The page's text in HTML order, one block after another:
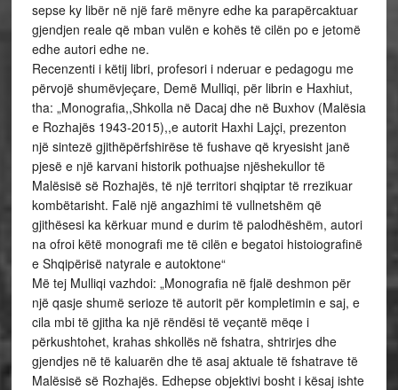
sepse ky libër në një farë mënyre edhe ka parapërcaktuar
gjendjen reale që mban vulën e kohës të cilën po e jetomë
edhe autori edhe ne.
Recenzenti i këtij libri, profesori i nderuar e pedagogu me
përvojë shumëvjeçare, Demë Mulliqi, për librin e Haxhiut,
tha: „Monografia,,Shkolla në Dacaj dhe në Buxhov (Malësia
e Rozhajës 1943-2015),,e autorit Haxhi Lajçi, prezenton
një sintezë gjithëpërfshirëse të fushave që kryesisht janë
pjesë e një karvani historik pothuajse njëshekullor të
Malësisë së Rozhajës, të një territori shqiptar të rrezikuar
kombëtarisht. Falë një angazhimi të vullnetshëm që
gjithësesi ka kërkuar mund e durim të palodhëshëm, autori
na ofroi këtë monografi me të cilën e begatoi histoiografinë
e Shqipërisë natyrale e autoktone“
Më tej Mulliqi vazhdoi: „Monografia në fjalë deshmon për
një qasje shumë serioze të autorit për kompletimin e saj, e
cila mbi të gjitha ka një rëndësi të veçantë mëqe i
përkushtohet, krahas shkollës në fshatra, shtrirjes dhe
gjendjes në të kaluarën dhe të asaj aktuale të fshatrave të
Malësisë së Rozhajës. Edhepse objektivi bosht i kësaj ishte